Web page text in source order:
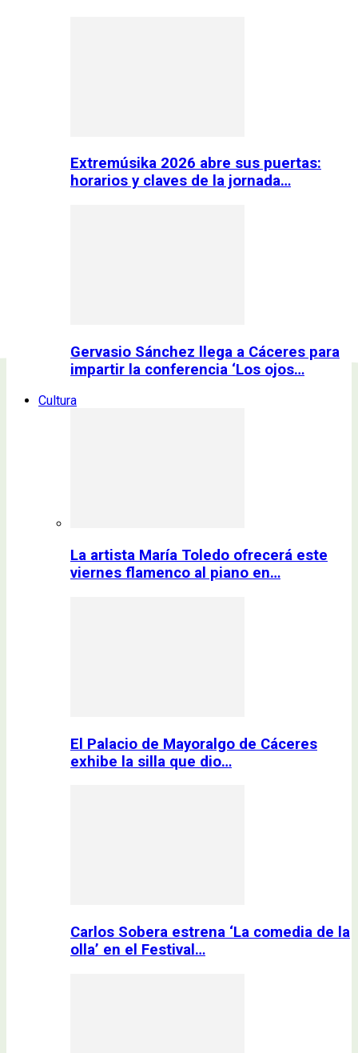
Extremúsika 2026 abre sus puertas:
horarios y claves de la jornada…
Gervasio Sánchez llega a Cáceres para
impartir la conferencia ‘Los ojos…
Cultura
La artista María Toledo ofrecerá este
viernes flamenco al piano en…
El Palacio de Mayoralgo de Cáceres
exhibe la silla que dio…
Carlos Sobera estrena ‘La comedia de la
olla’ en el Festival…